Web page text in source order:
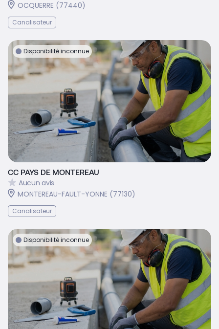
OCQUERRE (77440)
Canalisateur
Disponibilité inconnue
CC PAYS DE MONTEREAU
Aucun avis
MONTEREAU-FAULT-YONNE (77130)
Canalisateur
Disponibilité inconnue